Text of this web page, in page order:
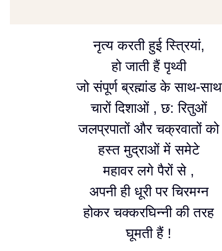
नृत्य करती हुई स्त्रियां,
हो जाती हैं पृथ्वी
जो संपूर्ण ब्रह्मांड के साथ-साथ
चारों दिशाओं , छ: रितुओं
जलप्रपातों और चक्रवातों को
हस्त मुद्राओं में समेटे
महावर लगे पैरों से ,
अपनी ही धूरी पर चिरमग्न
होकर चक्करघिन्नी की तरह
घूमती हैं !